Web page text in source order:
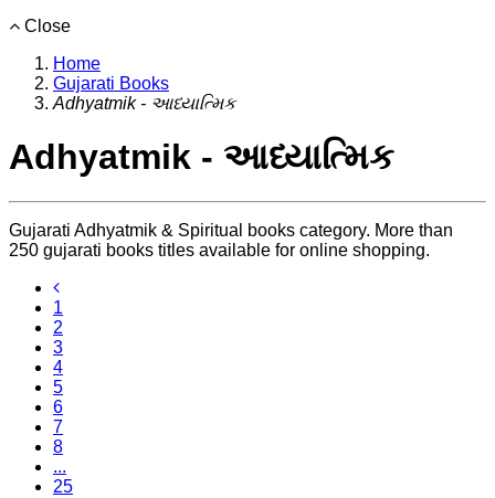
Close
Home
Gujarati Books
Adhyatmik - આધ્યાત્મિક
Adhyatmik - આધ્યાત્મિક
Gujarati Adhyatmik & Spiritual books category. More than
250 gujarati books titles available for online shopping.
1
2
3
4
5
6
7
8
...
25